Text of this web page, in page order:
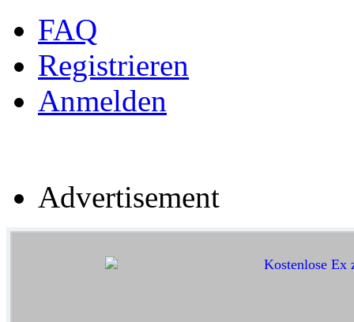
FAQ
Registrieren
Anmelden
Advertisement